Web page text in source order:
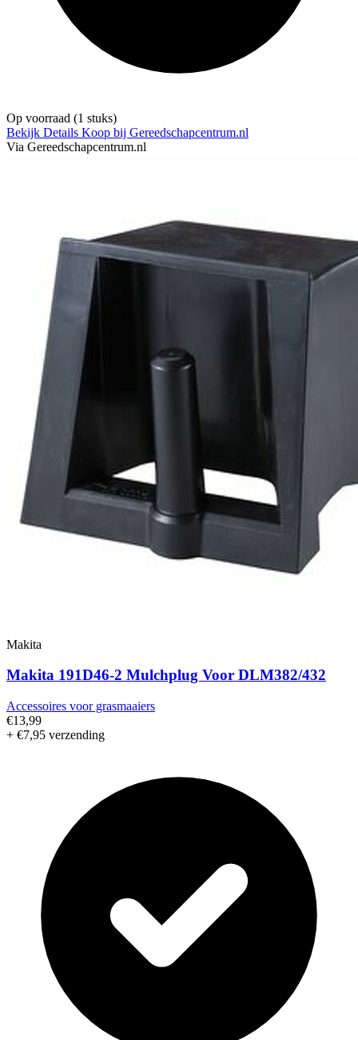
Op voorraad (1 stuks)
Bekijk Details Koop bij Gereedschapcentrum.nl
Via Gereedschapcentrum.nl
Makita
Makita 191D46-2 Mulchplug Voor DLM382/432
Accessoires voor grasmaaiers
€13,99
+ €7,95 verzending